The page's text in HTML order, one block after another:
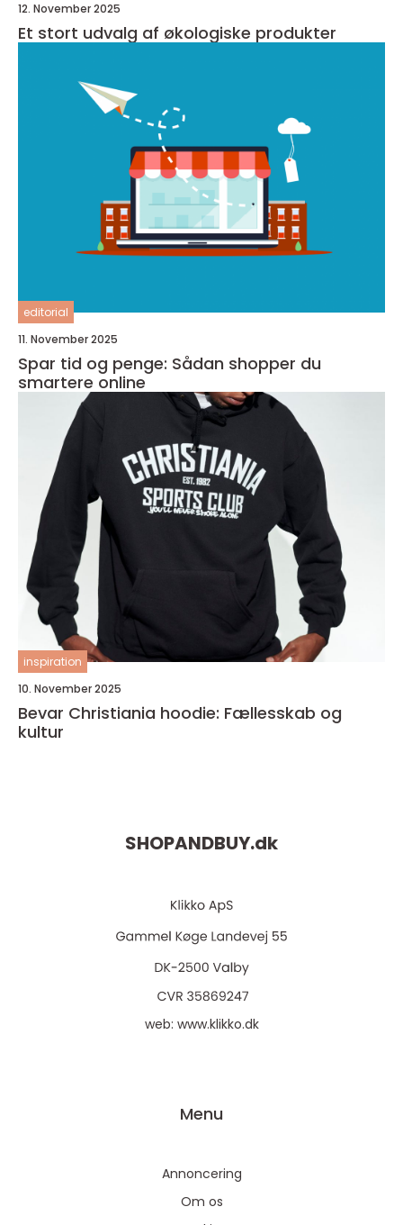
12. November 2025
Et stort udvalg af økologiske produkter
editorial
11. November 2025
Spar tid og penge: Sådan shopper du
smartere online
inspiration
10. November 2025
Bevar Christiania hoodie: Fællesskab og
kultur
SHOPANDBUY.dk
web: www.klikko.dk
Menu
Annoncering
Om os